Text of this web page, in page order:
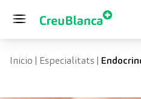
Inicio | Especialitats|